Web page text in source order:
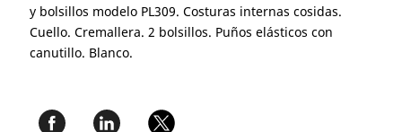
y bolsillos modelo PL309. Costuras internas cosidas.
Cuello. Cremallera. 2 bolsillos. Puños elásticos con
canutillo. Blanco.